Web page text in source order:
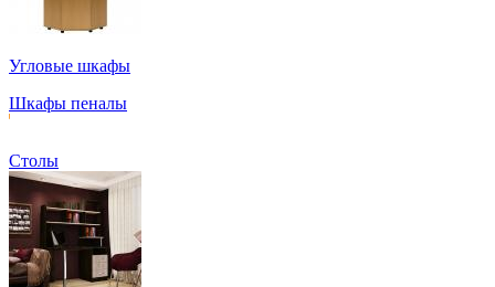
Угловые шкафы
Шкафы пеналы
Столы